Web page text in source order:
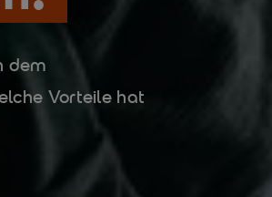
dem
Vorteile hat